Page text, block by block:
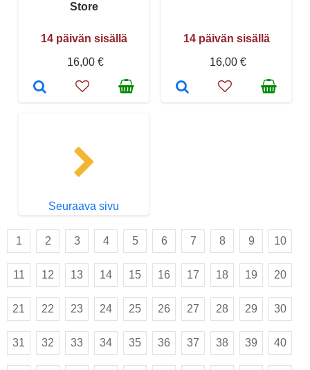
Store
14 päivän sisällä
16,00 €
14 päivän sisällä
16,00 €
Seuraava sivu
1 2 3 4 5 6 7 8 9 10
11 12 13 14 15 16 17 18 19 20
21 22 23 24 25 26 27 28 29 30
31 32 33 34 35 36 37 38 39 40